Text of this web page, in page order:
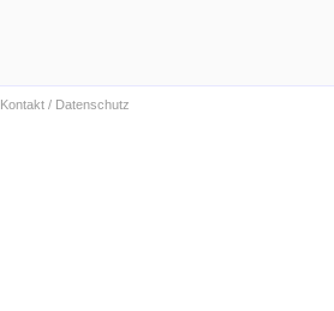
Kontakt / Datenschutz